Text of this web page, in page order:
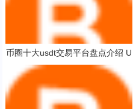
币圈十大usdt交易平台盘点介绍 U
SDT交易平台评价排行